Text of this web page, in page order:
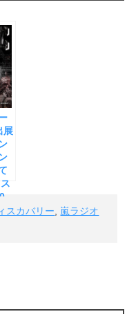
展
スカバリー
嵐ラジオ